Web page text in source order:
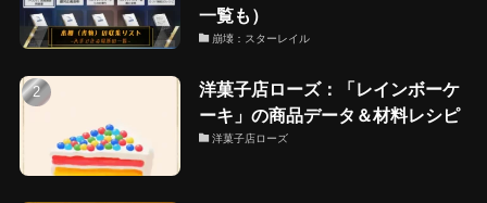
一覧も）
崩壊：スターレイル
洋菓子店ローズ：「レインボーケ
ーキ」の商品データ＆材料レシピ
洋菓子店ローズ